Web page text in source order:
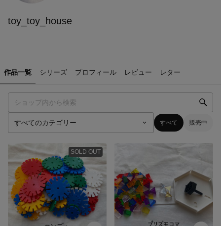
toy_toy_house
作品一覧 シリーズ プロフィール レビュー レター
すべて 販売中
SOLD OUT